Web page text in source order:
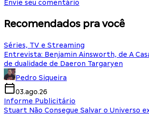
Envie seu comentário
Recomendados pra você
Séries, TV e Streaming
Entrevista: Benjamin Ainsworth, de A
de dualidade de Daeron Targaryen
Pedro Siqueira
03.ago.26
Informe Publicitário
Stuart Não Consegue Salvar o Universo